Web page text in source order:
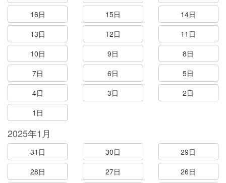
16日
15日
14日
13日
12日
11日
10日
9日
8日
7日
6日
5日
4日
3日
2日
1日
2025年1月
31日 30日
29日
28日
27日
26日